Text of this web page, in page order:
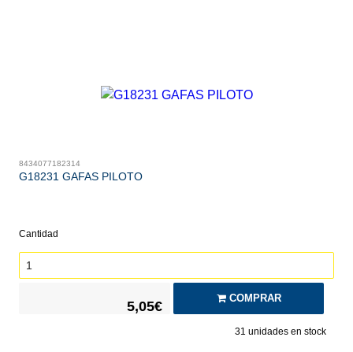
8434077182314
G18231 GAFAS PILOTO
Cantidad
5,05€
COMPRAR
31 unidades en stock